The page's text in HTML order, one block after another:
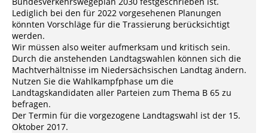
Lediglich bei den für 2022 vorgesehenen Planungen
könnten Vorschläge für die Trassierung berücksichtigt
werden.
Wir müssen also weiter aufmerksam und kritisch sein.
Durch die anstehenden Landtagswahlen können sich die
Machtverhältnisse im Niedersächsischen Landtag ändern.
Nutzen Sie die Wahlkampfphase um die
Landtagskandidaten aller Parteien zum Thema B 65 zu
befragen.
Der Termin für die vorgezogene Landtagswahl ist der 15.
Oktober 2017.